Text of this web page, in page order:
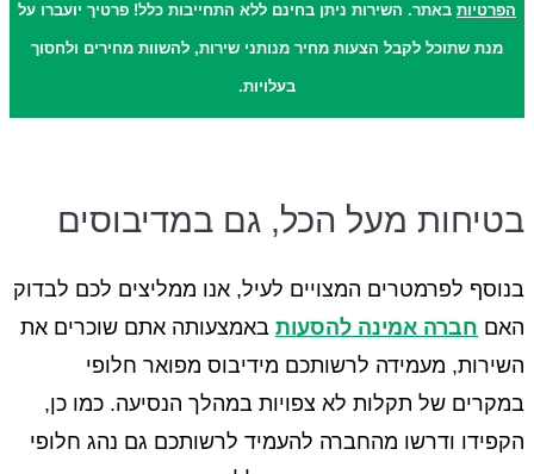
הפרטיות באתר. השירות ניתן בחינם ללא התחייבות כלל! פרטיך יועברו על
מנת שתוכל לקבל הצעות מחיר מנותני שירות, להשוות מחירים ולחסוך
בעלויות.
בטיחות מעל הכל, גם במדיבוסים
בנוסף לפרמטרים המצויים לעיל, אנו ממליצים לכם לבדוק
האם חברה אמינה להסעות באמצעותה אתם שוכרים את
השירות, מעמידה לרשותכם מידיבוס מפואר חלופי
במקרים של תקלות לא צפויות במהלך הנסיעה. כמו כן,
הקפידו ודרשו מהחברה להעמיד לרשותכם גם נהג חלופי